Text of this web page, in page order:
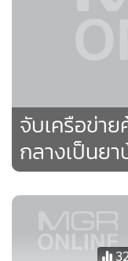
จับเครือข่า
กลางเป็นยา